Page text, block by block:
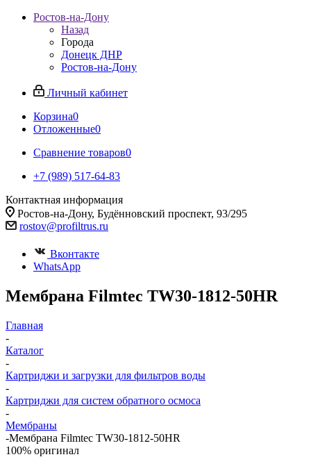
Ростов-на-Дону
Назад
Города
Донецк ДНР
Ростов-на-Дону
Личный кабинет
Корзина0
Отложенные0
Сравнение товаров0
+7 (989) 517-64-83
Контактная информация
Ростов-на-Дону, Будённовский проспект, 93/295
rostov@profiltrus.ru
Вконтакте
WhatsApp
Мембрана Filmtec TW30-1812-50HR
Главная
-
Каталог
-
Картриджи и загрузки для фильтров воды
-
Картриджи для систем обратного осмоса
-
Мембраны
-Мембрана Filmtec TW30-1812-50HR
100% оригинал